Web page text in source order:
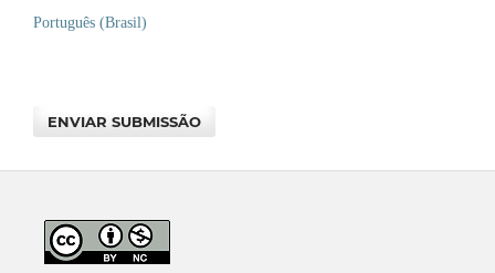
Português (Brasil)
ENVIAR SUBMISSÃO